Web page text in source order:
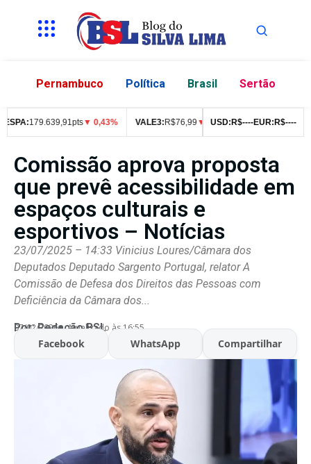
Pernambuco Política Brasil Sertão
179.639,91pts▼ 0,43% VALE3:R$76,99▼ 2,49% ITUB4:R$42,05▼
USD: R$----EUR: R$----
Comissão aprova proposta
que prevê acessibilidade em
espaços culturais e
esportivos – Notícias
23/07/2025 – 14:33 Vinicius Loures/Câmara dos
Deputados Deputado Sargento Portugal, relator A
Comissão de Defesa dos Direitos das Pessoas com
Deficiência da Câmara dos...
Por:Redação BSL
07/02/2026 Atualizado às 16:55
Facebook WhatsApp Compartilhar